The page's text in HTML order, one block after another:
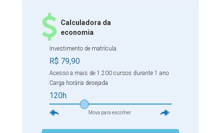
os alunos vão percorrer na escola. Vai compreender que
nele, estão organizados os conteúdos que serão
estudados, bem como as atividades e competências a
serem desenvolvidas. Também vai saber qual é a
diferença entre BNCC e Currículo. Esse curso é para
pessoas que querem realmente contribuir para uma
educação plena e integral no nosso país.
Calculadora da
economia
Investimento de matrícula
R$ 79,90
Acesso a mais de 1.200 cursos durante 1 ano
Carga horária desejada
120h
Mova para escolher